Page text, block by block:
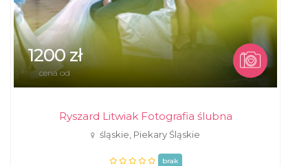
1200 zł
cena od
Ryszard Litwiak Fotografia ślubna
śląskie, Piekary Śląskie
brak